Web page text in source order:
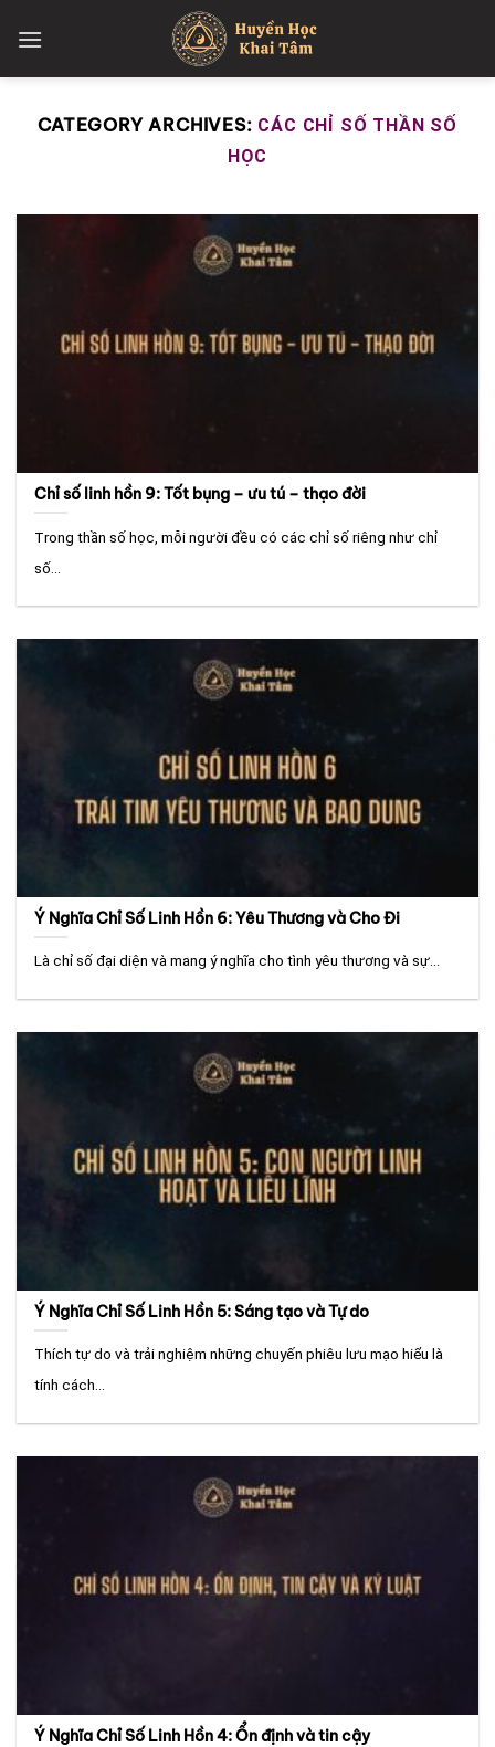
CATEGORY ARCHIVES: CÁC CHỈ SỐ THẦN SỐ
HỌC
Chỉ số linh hồn 9: Tốt bụng – ưu tú – thạo đời
Trong thần số học, mỗi người đều có các chỉ số riêng như chỉ
số...
Ý Nghĩa Chỉ Số Linh Hồn 6: Yêu Thương và Cho Đi
Là chỉ số đại diện và mang ý nghĩa cho tình yêu thương và sự...
Ý Nghĩa Chỉ Số Linh Hồn 5: Sáng tạo và Tự do
Thích tự do và trải nghiệm những chuyến phiêu lưu mạo hiểu là
tính cách...
Ý Nghĩa Chỉ Số Linh Hồn 4: Ổn định và tin cậy